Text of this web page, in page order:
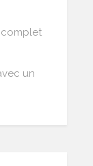
complet
un